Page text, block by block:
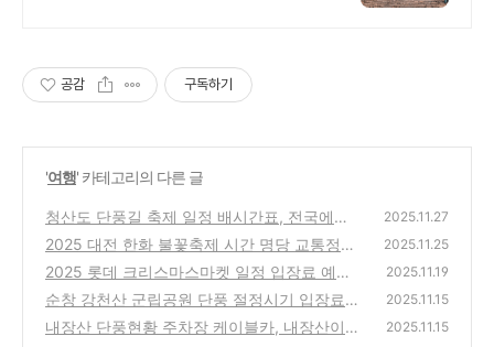
공감 구독하기
'여행' 카테고리의 다른 글
청산도 단풍길 축제 일정 배시간표, 전국에서
가장 늦게 즐기는 단풍축제
(2)
2025.11.27
2025 대전 한화 불꽃축제 시간 명당 교통정보
총정리
(1)
2025.11.25
2025 롯데 크리스마스마켓 일정 입장료 예약
(0)
2025.11.19
순창 강천산 군립공원 단풍 절정시기 입장료
주차장, 단풍 트레킹부터 출렁다리 아찔함까지
2025.11.15
내장산 단풍현황 주차장 케이블카, 내장산이
2025.11.15